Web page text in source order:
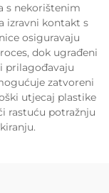
s nekorištenim
izravni kontakt s
osiguravaju
dok ugrađeni
prilagođavaju
zatvoreni
utjecaj plastike
rastuću potražnju